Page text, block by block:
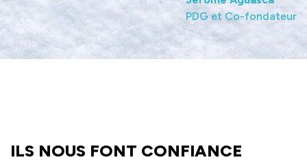
PDG et Co-fondateur
ILS NOUS FONT CONFIANCE